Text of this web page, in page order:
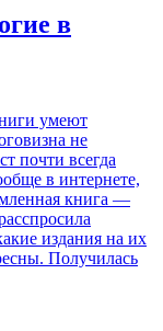
в
умеют
не
почти всегда
в интернете,
книга —
издания на их
Получилась